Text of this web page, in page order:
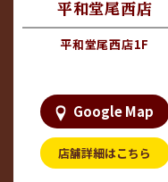
＃高価買取平和堂尾西店
平和堂尾西店1F
Google Map
店舗詳細はこちら